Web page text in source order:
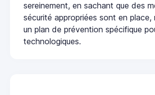
sereinement, en sachant que des
sécurité appropriées sont en place,
un plan de prévention spécifique
technologiques.